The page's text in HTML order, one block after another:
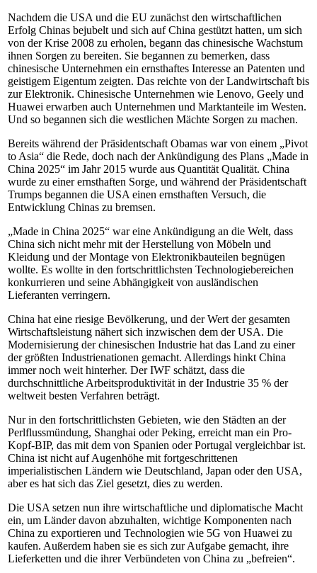
Nachdem die USA und die EU zunächst den wirtschaftlichen
Erfolg Chinas bejubelt und sich auf China gestützt hatten, um sich
von der Krise 2008 zu erholen, begann das chinesische Wachstum
ihnen Sorgen zu bereiten. Sie begannen zu bemerken, dass
chinesische Unternehmen ein ernsthaftes Interesse an Patenten und
geistigem Eigentum zeigten. Das reichte von der Landwirtschaft bis
zur Elektronik. Chinesische Unternehmen wie Lenovo, Geely und
Huawei erwarben auch Unternehmen und Marktanteile im Westen.
Und so begannen sich die westlichen Mächte Sorgen zu machen.
Bereits während der Präsidentschaft Obamas war von einem „Pivot
to Asia“ die Rede, doch nach der Ankündigung des Plans „Made in
China 2025“ im Jahr 2015 wurde aus Quantität Qualität. China
wurde zu einer ernsthaften Sorge, und während der Präsidentschaft
Trumps begannen die USA einen ernsthaften Versuch, die
Entwicklung Chinas zu bremsen.
„Made in China 2025“ war eine Ankündigung an die Welt, dass
China sich nicht mehr mit der Herstellung von Möbeln und
Kleidung und der Montage von Elektronikbauteilen begnügen
wollte. Es wollte in den fortschrittlichsten Technologiebereichen
konkurrieren und seine Abhängigkeit von ausländischen
Lieferanten verringern.
China hat eine riesige Bevölkerung, und der Wert der gesamten
Wirtschaftsleistung nähert sich inzwischen dem der USA. Die
Modernisierung der chinesischen Industrie hat das Land zu einer
der größten Industrienationen gemacht. Allerdings hinkt China
immer noch weit hinterher. Der IWF schätzt, dass die
durchschnittliche Arbeitsproduktivität in der Industrie 35 % der
weltweit besten Verfahren beträgt.
Nur in den fortschrittlichsten Gebieten, wie den Städten an der
Perlflussmündung, Shanghai oder Peking, erreicht man ein Pro-
Kopf-BIP, das mit dem von Spanien oder Portugal vergleichbar ist.
China ist nicht auf Augenhöhe mit fortgeschrittenen
imperialistischen Ländern wie Deutschland, Japan oder den USA,
aber es hat sich das Ziel gesetzt, dies zu werden.
Die USA setzen nun ihre wirtschaftliche und diplomatische Macht
ein, um Länder davon abzuhalten, wichtige Komponenten nach
China zu exportieren und Technologien wie 5G von Huawei zu
kaufen. Außerdem haben sie es sich zur Aufgabe gemacht, ihre
Lieferketten und die ihrer Verbündeten von China zu „befreien“.